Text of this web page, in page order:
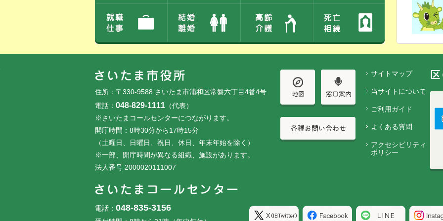
住所：〒330-9588 さいたま市浦和区常盤六丁目4番4号
電話： 048-829-1111 （代表）
※さいたまコールセンターにつながります。
開庁時間：8時30分から17時15分
（土曜日、日曜日、祝日、休日、年末年始を除く）
※一部、開庁時間が異なる組織、施設があります。
法人番号 2000020111007
電話： 048-835-3156
サイトマップ
当サイトについて
ご利用ガイド
よくある質問
アクセシビリティ
ポリシー